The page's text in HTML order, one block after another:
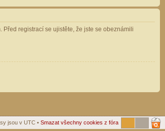
registrací se ujistěte, že jste se obeznámili
jsou v UTC • Smazat všechny cookies z fóra